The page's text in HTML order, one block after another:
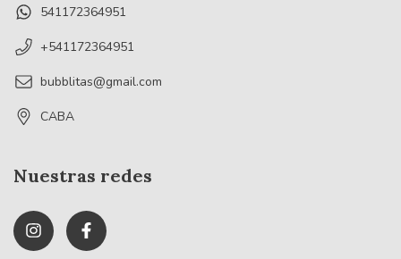
541172364951
+541172364951
bubblitas@gmail.com
CABA
Nuestras redes